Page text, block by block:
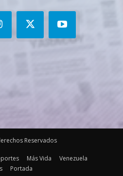
Reservados
Más Vida
Venezuela
Portada